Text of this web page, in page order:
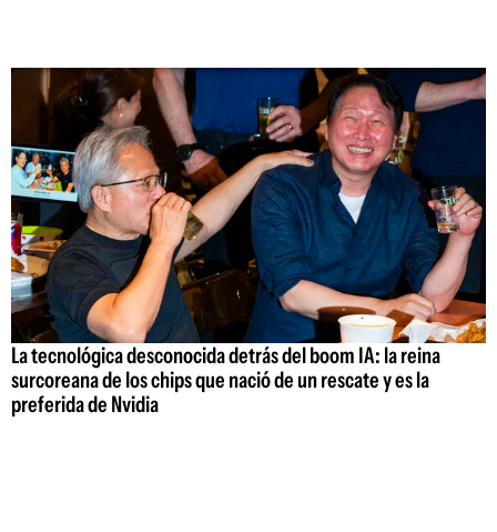
La tecnológica desconocida detrás del boom IA: la reina
surcoreana de los chips que nació de un rescate y es la
preferida de Nvidia